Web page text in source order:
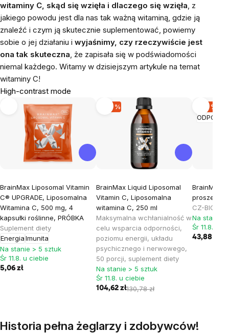
witaminy C, skąd się wzięła i dlaczego się wzięła, z
jakiego powodu jest dla nas tak ważną witaminą, gdzie ją
znaleźć i czym ją skutecznie suplementować, powiemy
sobie o jej działaniu i wyjaśnimy, czy rzeczywiście jest
ona tak skuteczna, że zapisała się w podświadomości
niemal każdego. Witamy w dzisiejszym artykule na temat
witaminy C!
High-contrast mode
BrainMax Liposomal Vitamin
C® UPGRADE, Liposomalna
Witamina C, 500 mg, 4
kapsułki roślinne, PRÓBKA
Suplement diety
EnergiaImunita
Na stanie > 5 sztuk
Śr 11.8. u ciebie
5,06 zł
-20 %
BrainMax Liquid Liposomal
Vitamin C, Liposomalna
witamina C, 250 ml
Maksymalna wchłanialność w
celu wsparcia odporności,
poziomu energii, układu
psychicznego i nerwowego,
50 porcji, suplement diety
Na stanie > 5 sztuk
Śr 11.8. u ciebie
104,62 zł130,78 zł
-30 %
BrainMax
proszek,
CZ-BIO-001
Na stanie
Śr 11.8. u
43,88 zł
Historia pełna żeglarzy i zdobywców!